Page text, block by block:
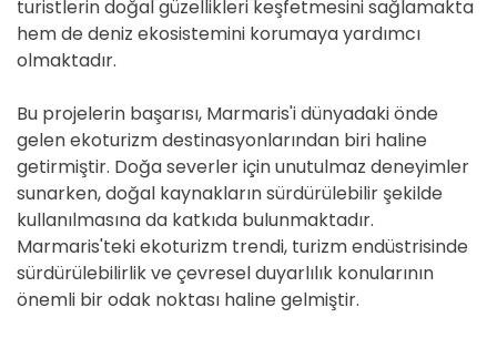
turistlerin doğal güzellikleri keşfetmesini sağlamakta
hem de deniz ekosistemini korumaya yardımcı
olmaktadır.
Bu projelerin başarısı, Marmaris'i dünyadaki önde
gelen ekoturizm destinasyonlarından biri haline
getirmiştir. Doğa severler için unutulmaz deneyimler
sunarken, doğal kaynakların sürdürülebilir şekilde
kullanılmasına da katkıda bulunmaktadır.
Marmaris'teki ekoturizm trendi, turizm endüstrisinde
sürdürülebilirlik ve çevresel duyarlılık konularının
önemli bir odak noktası haline gelmiştir.